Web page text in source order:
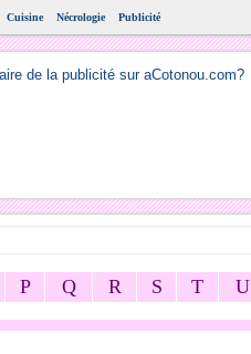
Cuisine Nécrologie Publicité
P Q R S T U